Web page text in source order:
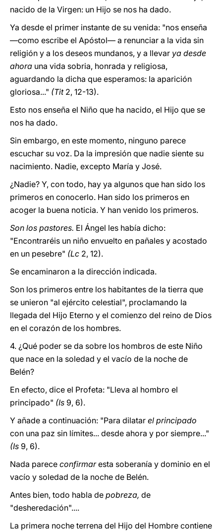
nacido de la Virgen: un Hijo se nos ha dado.
Ya desde el primer instante de su venida: "nos enseña
—como escribe el Apóstol— a renunciar a la vida sin
religión y a los deseos mundanos, y a llevar ya desde
ahora una vida sobria, honrada y religiosa,
aguardando la dicha que esperamos: la aparición
gloriosa..." (Tit 2, 12-13).
Esto nos enseña el Niño que ha nacido, el Hijo que se
nos ha dado.
Sin embargo, en este momento, ninguno parece
escuchar su voz. Da la impresión que nadie siente su
nacimiento. Nadie, excepto María y José.
¿Nadie? Y, con todo, hay ya algunos que han sido los
primeros en conocerlo. Han sido los primeros en
acoger la buena noticia. Y han venido los primeros.
Son los pastores. El Ángel les había dicho:
"Encontraréis un niño envuelto en pañales y acostado
en un pesebre" (Lc 2, 12).
Se encaminaron a la dirección indicada.
Son los primeros entre los habitantes de la tierra que
se unieron "al ejército celestial", proclamando la
llegada del Hijo Eterno y el comienzo del reino de Dios
en el corazón de los hombres.
4. ¿Qué poder se da sobre los hombros de este Niño
que nace en la soledad y el vacío de la noche de
Belén?
En efecto, dice el Profeta: "Lleva al hombro el
principado" (Is 9, 6).
Y añade a continuación: "Para dilatar el principado
con una paz sin límites... desde ahora y por siempre..."
(Is 9, 6).
Nada parece confirmaresta soberanía y dominio en el
vacío y soledad de la noche de Belén.
Antes bien, todo habla de pobreza, de
"desheredación"....
La primera noche terrena del Hijo del Hombre contiene